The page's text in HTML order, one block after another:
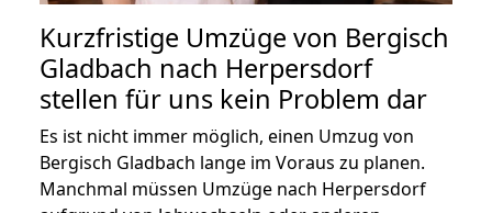
Kurzfristige Umzüge von Bergisch
Gladbach nach Herpersdorf
stellen für uns kein Problem dar
Es ist nicht immer möglich, einen Umzug von
Bergisch Gladbach lange im Voraus zu planen.
Manchmal müssen Umzüge nach Herpersdorf